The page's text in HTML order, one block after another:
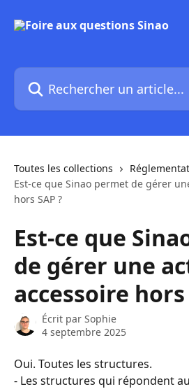
Rechercher un article...
Toutes les collections
Est-ce que Sinao permet de gérer
hors SAP ?
Est-ce que
de gérer une
accessoire hors
Écrit par Sophie
4 septembre 2025
Oui. Toutes les structures.
- Les structures qui répondent